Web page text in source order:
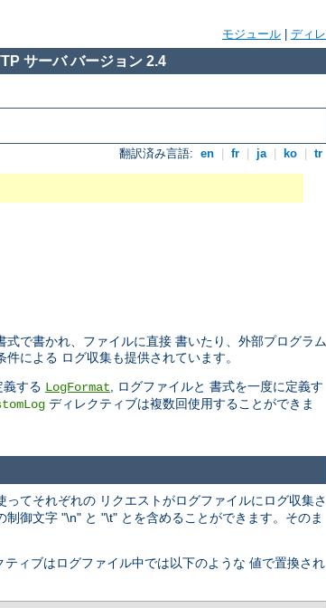
モジュール ディ
サーバ バージョン 2.4
翻訳済み言語: en fr ja ko tr
で書かれ、ファイルに直接 書いたり、外部プログラム
による ログ収集も提供されています。
義する LogFormat, ログファイルと 書式を一度に定義す
ディレクティブは複数回使用することができま
てそれぞれの リクエストがログファイルにログ収集さ
御文字 "\n" と "\t" とを含めることができます。そのま
ィブはログファイル中では以下のような 値で置換され